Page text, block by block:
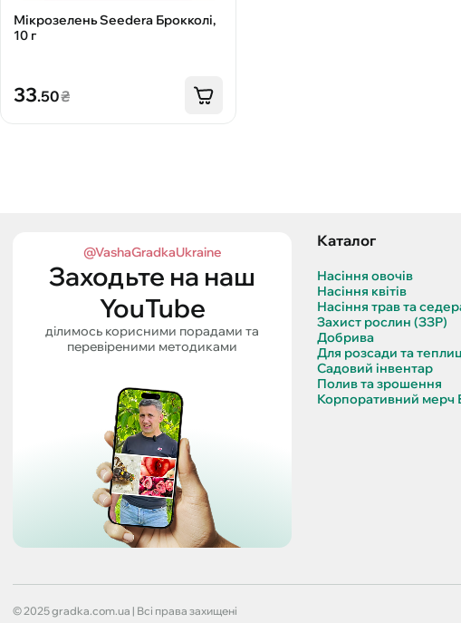
Мікрозелень Seedеra Брокколі,
10 г
33.50₴
@VashaGradkaUkraine
Заходьте на наш
YouTube
ділимось корисними порадами та
перевіреними методиками
Каталог
Насіння овочів
Насіння квітів
Насіння трав та
Захист рослин (ЗЗР)
Добрива
Для розсади та
Садовий інвентар
Полив та зрошення
Корпоративний мерч
© 2025 gradka.com.ua | Всі права захищені